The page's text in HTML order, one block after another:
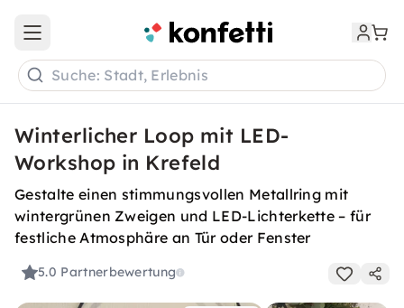
Open main menu
Suche: Stadt, Erlebnis
Winterlicher Loop mit LED-
Workshop in Krefeld
Gestalte einen stimmungsvollen Metallring mit
wintergrünen Zweigen und LED-Lichterkette – für
festliche Atmosphäre an Tür oder Fenster
5.0 Partnerbewertung